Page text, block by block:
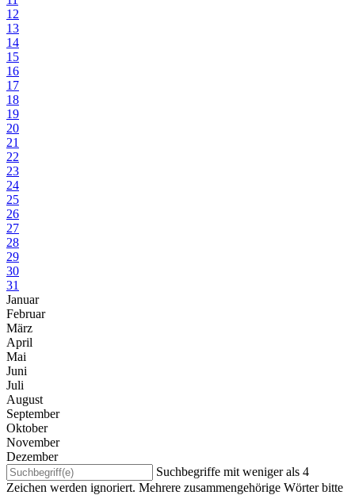
12
13
14
15
16
17
18
19
20
21
22
23
24
25
26
27
28
29
30
31
Januar
Februar
März
April
Mai
Juni
Juli
August
September
Oktober
November
Dezember
Suchbegriffe mit weniger als 4
Zeichen werden ignoriert. Mehrere zusammengehörige Wörter bitte